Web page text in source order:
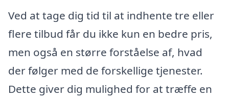
Ved at tage dig tid til at indhente tre eller
flere tilbud får du ikke kun en bedre pris,
men også en større forståelse af, hvad
der følger med de forskellige tjenester.
Dette giver dig mulighed for at træffe en